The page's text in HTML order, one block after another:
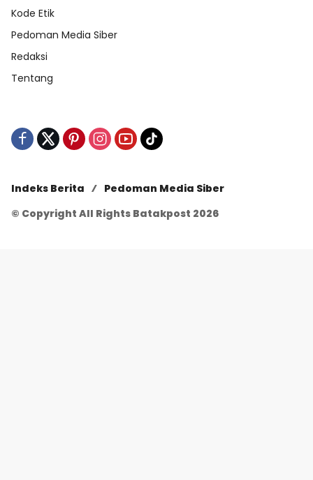
Kode Etik
Pedoman Media Siber
Redaksi
Tentang
Indeks Berita
Pedoman Media Siber
© Copyright All Rights Batakpost 2026